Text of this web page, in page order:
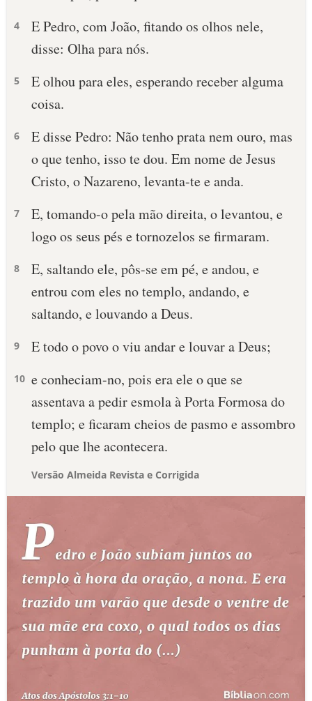
4
E Pedro, com João, fitando os olhos nele,
disse: Olha para nós.
5
E olhou para eles, esperando receber alguma
coisa.
6
E disse Pedro: Não tenho prata nem ouro, mas
o que tenho, isso te dou. Em nome de Jesus
Cristo, o Nazareno, levanta-te e anda.
7
E, tomando-o pela mão direita, o levantou, e
logo os seus pés e tornozelos se firmaram.
8
E, saltando ele, pôs-se em pé, e andou, e
entrou com eles no templo, andando, e
saltando, e louvando a Deus.
9 E todo o povo o viu andar e louvar a Deus;
10 e conheciam-no, pois era ele o que se
assentava a pedir esmola à Porta Formosa do
templo; e ficaram cheios de pasmo e assombro
pelo que lhe acontecera.
Versão Almeida Revista e Corrigida